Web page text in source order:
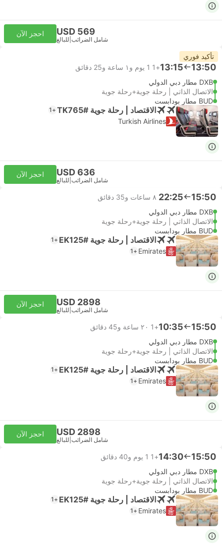
USD 569
شامل الضرائب للبالغ
احجز الآن
تأكيد فوري
13:50
13:15
+1
1 يوم و١ ساعة و‫25 دقائق
DXB مطار دبي الدولي
الاتصال الذاتي | رحلة جوية+رحلة جوية
BUD مطار بودابست
الاقتصاد | رحلة جوية #TK765 +1
Turkish Airlines
USD 636
شامل الضرائب للبالغ
احجز الآن
15:50
22:25 ٨ ساعات و‫35 دقائق
DXB مطار دبي الدولي
الاتصال الذاتي | رحلة جوية+رحلة جوية
BUD مطار بودابست
الاقتصاد | رحلة جوية #EK125 +1
Emirates
+1
USD 2898
شامل الضرائب للبالغ
احجز الآن
15:50
10:35
+1
٢٠ ساعة و‫45 دقائق
DXB مطار دبي الدولي
الاتصال الذاتي | رحلة جوية+رحلة جوية
BUD مطار بودابست
الاقتصاد | رحلة جوية #EK125 +1
Emirates
+1
USD 2898
شامل الضرائب للبالغ
احجز الآن
15:50
14:30
+1
1 يوم و‫40 دقائق
DXB مطار دبي الدولي
الاتصال الذاتي | رحلة جوية+رحلة جوية
BUD مطار بودابست
الاقتصاد | رحلة جوية #EK125 +1
Emirates
+1